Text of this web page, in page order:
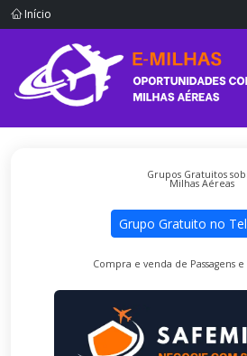
Início
Grupos Gratuitos
Milhas Aéreas
Grupo Gratuito no
Compra e venda de Passagens